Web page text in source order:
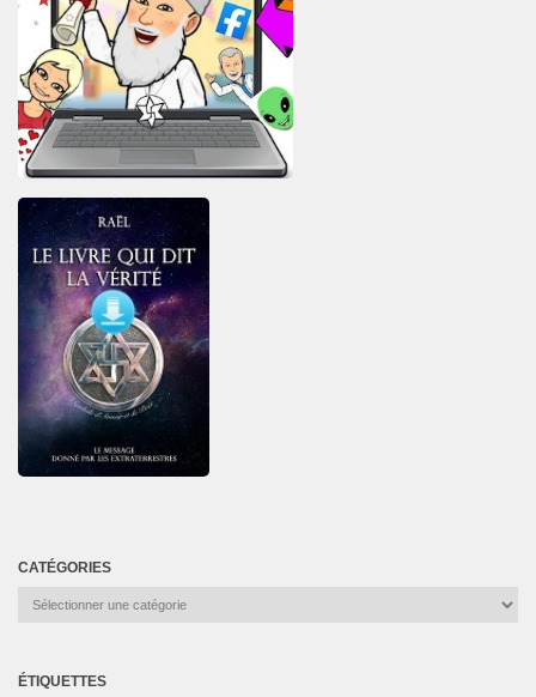
CATÉGORIES
Catégories
ÉTIQUETTES